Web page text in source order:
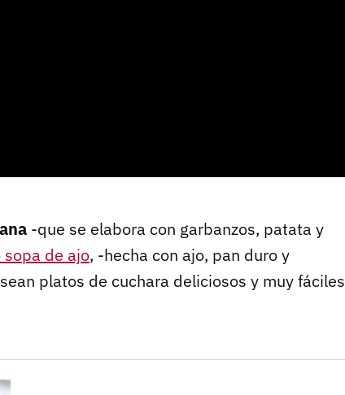
-que se elabora con garbanzos, patata y
de ajo, -hecha con ajo, pan duro y
platos de cuchara deliciosos y muy fáciles